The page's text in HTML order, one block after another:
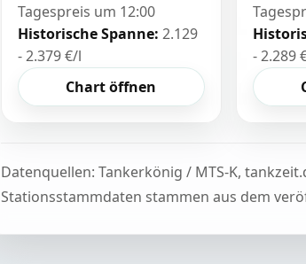
Tagespreis um 12:00
Historische Spanne: 2.129
- 2.379 €/l
Chart öffnen
- 2.289
Datenquellen: Tankerkönig / MTS-K,
Stationsstammdaten stammen aus dem